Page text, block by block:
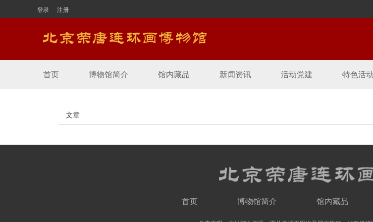
登录 注册
首页 博物馆简介 馆内藏品 新闻资讯 活动党建 特色活动
文章
首页 博物馆简介 馆内藏品